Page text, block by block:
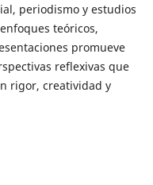
periodismo y estudios
teóricos,
promueve
reflexivas que
rigor, creatividad y